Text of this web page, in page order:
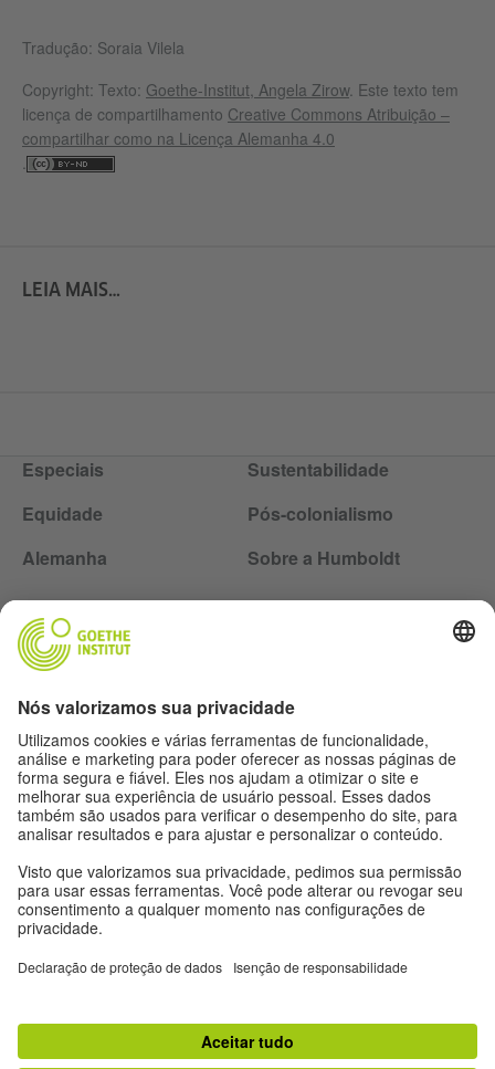
Tradução: Soraia Vilela
Copyright: Texto: Goethe-Institut, Angela Zirow. Este texto tem
licença de compartilhamento Creative Commons Atribuição –
compartilhar como na Licença Alemanha 4.0
LEIA MAIS…
Especiais
Sustentabilidade
Equidade
Pós-colonialismo
Alemanha
Sobre a Humboldt
Expediente
Proteção de dados
Termos de uso
Proteção de dados
Siga a revista Humboldt nas redes sociais
Outras publicações do Goethe-Institut
Gegenüber
Ruya